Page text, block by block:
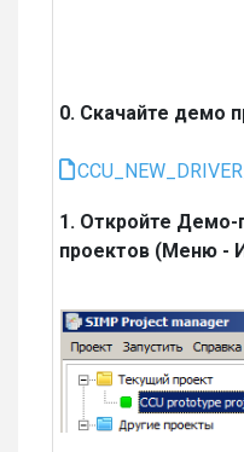
0. Скачайте демо
1. Откройте
проектов (Меню -